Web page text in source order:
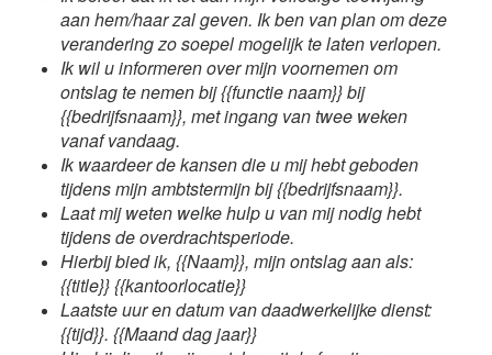
aan hem/haar zal geven. Ik ben van plan om deze
verandering zo soepel mogelijk te laten verlopen.
Ik wil u informeren over mijn voornemen om
ontslag te nemen bij {{functie naam}} bij
{{bedrijfsnaam}}, met ingang van twee weken
vanaf vandaag.
Ik waardeer de kansen die u mij hebt geboden
tijdens mijn ambtstermijn bij {{bedrijfsnaam}}.
Laat mij weten welke hulp u van mij nodig hebt
tijdens de overdrachtsperiode.
Hierbij bied ik, {{Naam}}, mijn ontslag aan als:
{{title}} {{kantoorlocatie}}
Laatste uur en datum van daadwerkelijke dienst:
{{tijd}}. {{Maand dag jaar}}